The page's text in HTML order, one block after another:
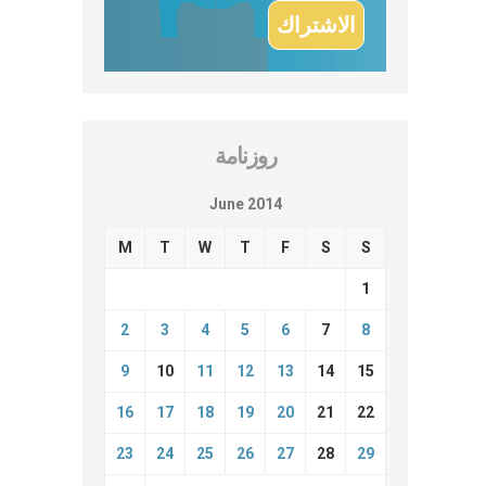
روزنامة
June 2014
M T W T F S S
1
2 3 4 5 6 7 8
9 10 11 12 13 14 15
16 17 18 19 20 21 22
23 24 25 26 27 28 29